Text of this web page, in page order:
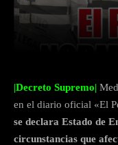
Facebook
|Decreto Supremo|
en el diario oficial «El
se declara Estado de
circunstancias que